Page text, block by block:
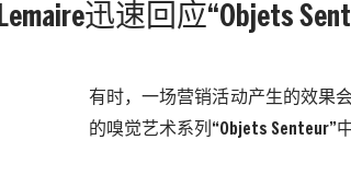
Lemaire迅速回应“Objets
有时，一场营销活动产生的效果
的嗅觉艺术系列“Objets Senteur”